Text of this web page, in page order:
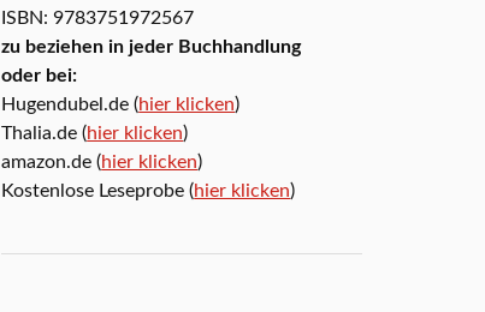
ISBN: 9783751972567
zu beziehen in jeder Buchhandlung
oder bei:
Hugendubel.de (hier klicken)
Thalia.de (hier klicken)
amazon.de (hier klicken)
Kostenlose Leseprobe (hier klicken)